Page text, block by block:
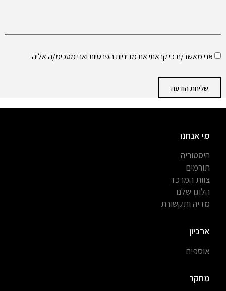
אני מאשר/ת כי קראתי אתמדיניות הפרטיותואני מסכימ/ה אליה.
שליחת הודעה
מי אנחנו
היסטוריה
תורמים
צוות המרכז
הלוגו שלנו
מדיה ותקשורת
ארכיון
אוספים
מחקר